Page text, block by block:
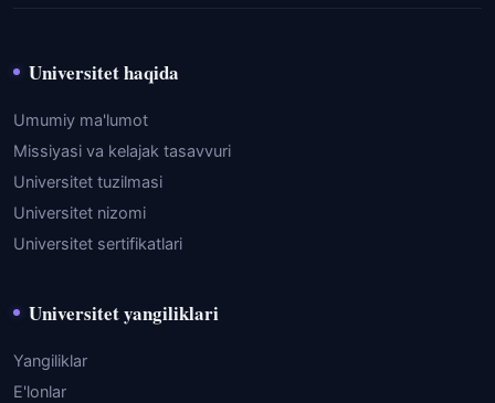
Universitet haqida
Umumiy ma'lumot
Missiyasi va kelajak tasavvuri
Universitet tuzilmasi
Universitet nizomi
Universitet sertifikatlari
Universitet yangiliklari
Yangiliklar
E'lonlar